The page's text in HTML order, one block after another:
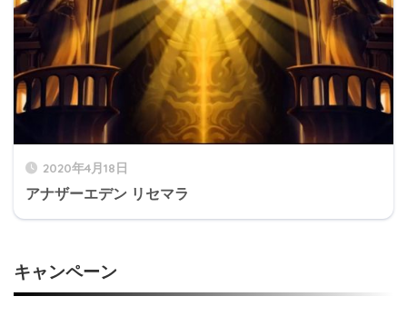
運命の出逢い
1回限定
ユキノ
なし
仲間との出逢い
ASシャノン
～
仲間との出逢い
ハーディー
～
レンリ
2020年4月18日
アナザーエデン リセマラ
キャンペーン